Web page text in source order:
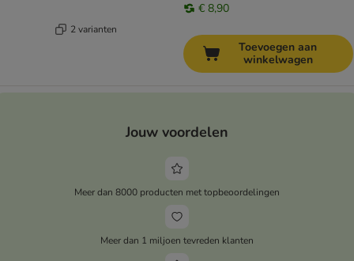
2 varianten
€ 8,90
Toevoegen aan
winkelwagen
Jouw voordelen
Meer dan 8000 producten met topbeoordelingen
Meer dan 1 miljoen tevreden klanten